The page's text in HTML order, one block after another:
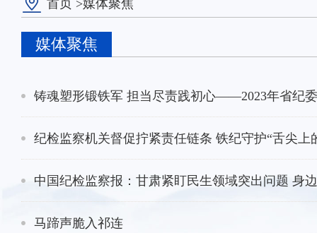
首页 >媒体聚焦
媒体聚焦
铸魂塑形锻铁军 担当尽责践初心——2023年省纪
纪检监察机关督促拧紧责任链条 铁纪守护“舌尖上
中国纪检监察报：甘肃紧盯民生领域突出问题 身
马蹄声脆入祁连